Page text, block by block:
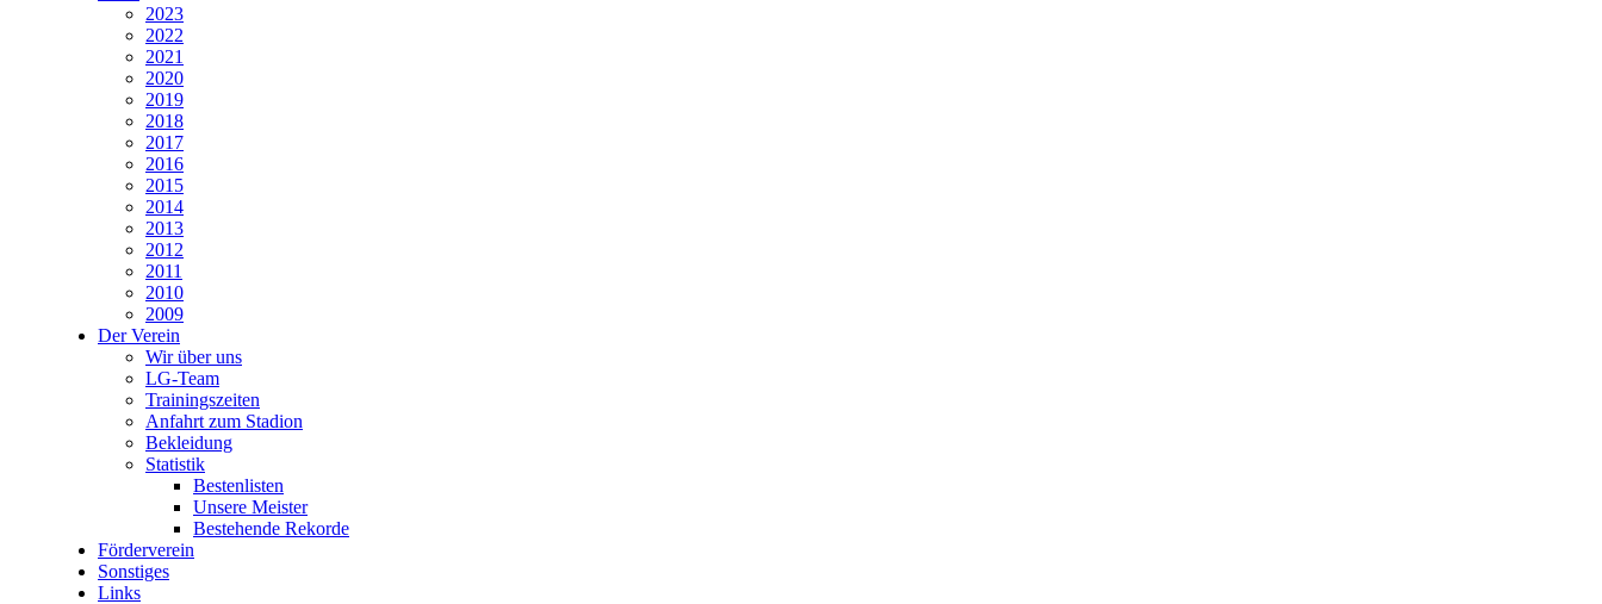
2023
2022
2021
2020
2019
2018
2017
2016
2015
2014
2013
2012
2011
2010
2009
Der Verein
Wir über uns
LG-Team
Trainingszeiten
Anfahrt zum Stadion
Bekleidung
Statistik
Bestenlisten
Unsere Meister
Bestehende Rekorde
Förderverein
Sonstiges
Links